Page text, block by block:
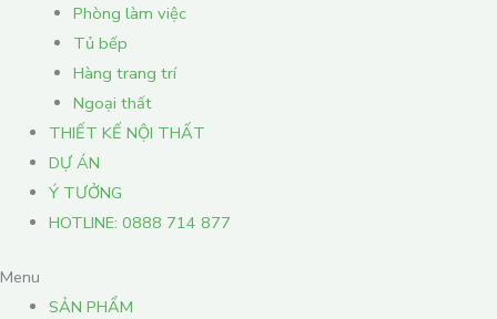
Phòng làm việc
Tủ bếp
Hàng trang trí
Ngoại thất
THIẾT KẾ NỘI THẤT
DỰ ÁN
Ý TƯỞNG
HOTLINE: 0888 714 877
Menu
SẢN PHẨM